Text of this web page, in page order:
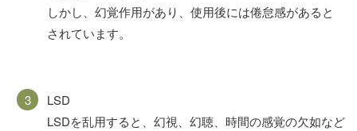
しかし、幻覚作用があり、使用後には倦怠感があると
されています。
LSD
LSDを乱用すると、幻視、幻聴、時間の感覚の欠如など